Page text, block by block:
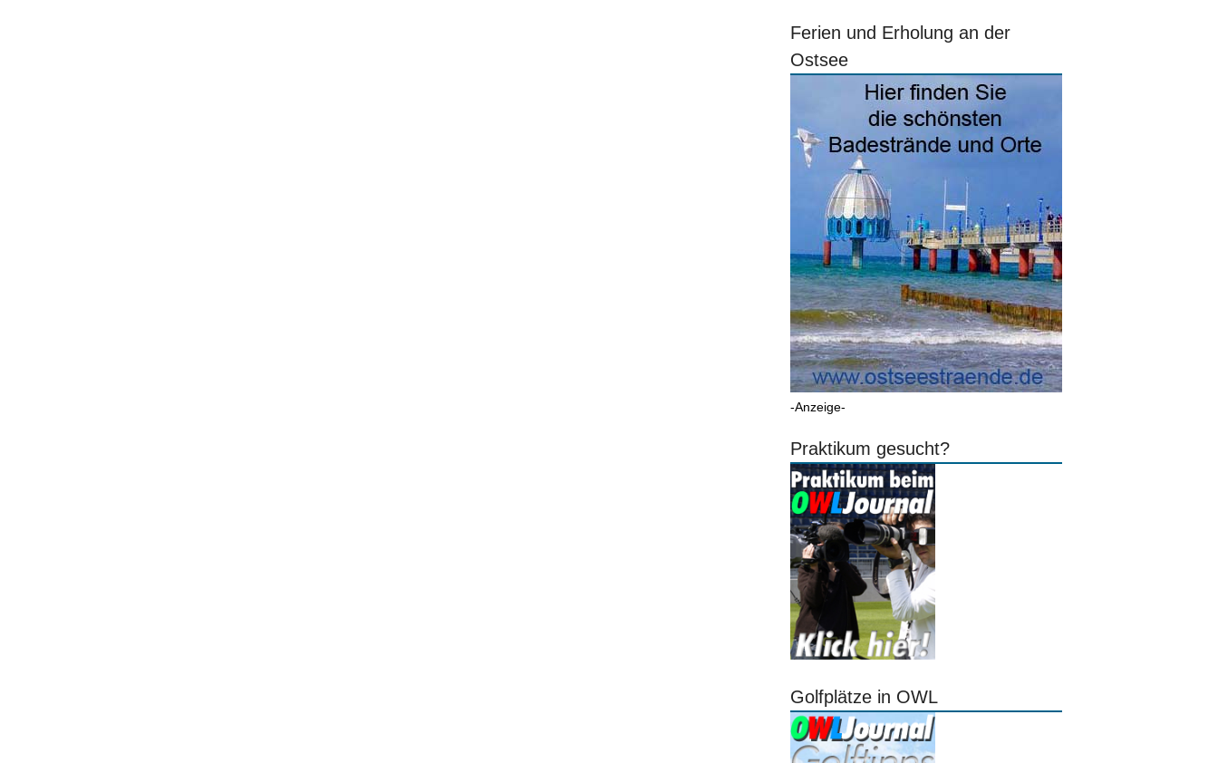
Ferien und Erholung an der
Ostsee
-Anzeige-
Praktikum gesucht?
Golfplätze in OWL